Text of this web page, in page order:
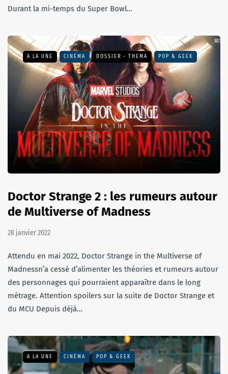
Durant la mi-temps du Super Bowl…
A LA UNE CINÉMA DOSSIER - THEMA POP & GEEK
Doctor Strange 2 : les rumeurs autour
de Multiverse of Madness
28 janvier 2022
Attendu en mai 2022, Doctor Strange in the Multiverse of
Madnessn’a cessé d’alimenter les théories et rumeurs autour
des personnages qui pourraient apparaître dans le long
métrage. Attention spoilers sur la suite de Doctor Strange et
du MCU Depuis déjà…
A LA UNE CINÉMA POP & GEEK